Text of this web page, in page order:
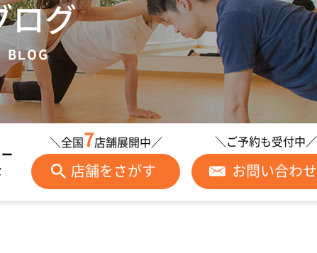
ログ
BLOG
＼全国 7店舗展開中／
店舗をさがす
＼ご予約も受付中／
お問い合わせ